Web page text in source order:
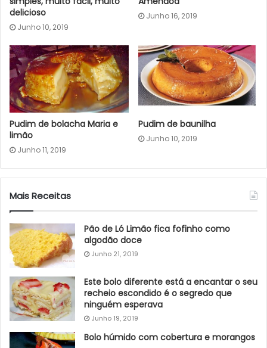
delicioso
Junho 10, 2019
Junho 16, 2019
Pudim de bolacha Maria e
limão
Junho 11, 2019
Pudim de baunilha
Junho 10, 2019
Mais Receitas
Pão de Ló Limão fica fofinho como
algodão doce
Junho 21, 2019
Este bolo diferente está a encantar o seu
recheio escondido é o segredo que
ninguém esperava
Junho 19, 2019
Bolo húmido com cobertura e morangos